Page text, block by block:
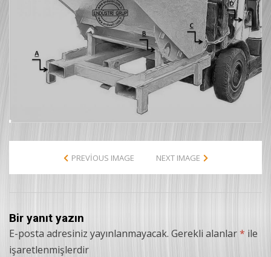
PREVIOUS IMAGE NEXT IMAGE
Bir yanıt yazın
E-posta adresiniz yayınlanmayacak. Gerekli alanlar* ile
işaretlenmişlerdir